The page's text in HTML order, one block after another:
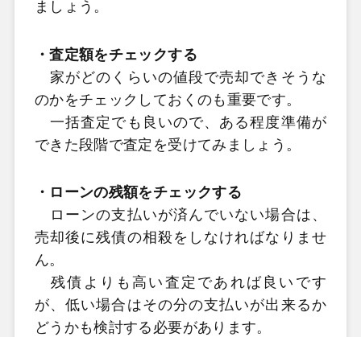
ましょう。
・査定額をチェックする
家がどのくらいの値段で売却できそうな
のかをチェックしておくのも重要です。
一括査定でも良いので、ある程度準備が
できた段階で査定を受けてみましょう。
・ローンの残額をチェックする
ローンの支払いが済んでいない場合は、
売却後に残債の相殺をしなければなりませ
ん。
残債よりも高い査定であれば良いです
が、低い場合はその分の支払いが出来るか
どうかも検討する必要があります。